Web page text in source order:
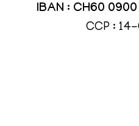
IBAN : CH60
CCP :